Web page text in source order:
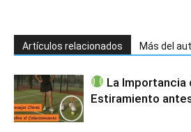
Artículos relacionados Más del
La Importancia
Estiramiento